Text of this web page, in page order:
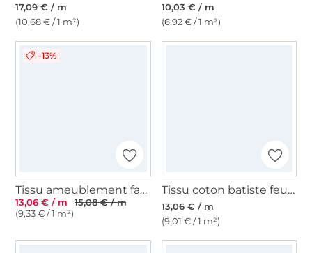
17,09 € / m
(10,68 € / 1 m²)
10,03 € / m
(6,92 € / 1 m²)
-13%
Tissu ameublement fauteuil canapé velours côtelé Fjord, vert
13,06 € / m
15,08 € / m
(9,33 € / 1 m²)
Tissu coton batiste feuilles eucalyptus, vieux vert
13,06 € / m
(9,01 € / 1 m²)